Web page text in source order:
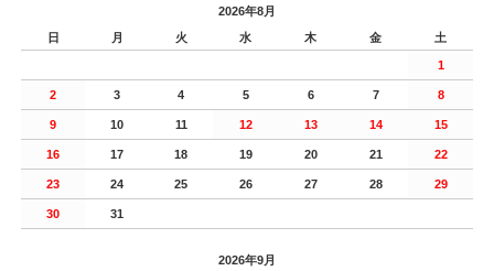
2026年8月
日
月 火 水 木 金 土
1
2 3 4 5 6 7 8
9 10 11 12 13 14 15
16 17 18 19 20 21 22
23 24 25 26 27 28 29
30 31
2026年9月